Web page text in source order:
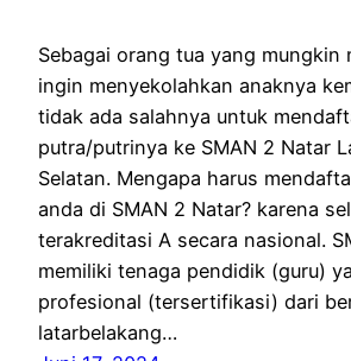
Sebagai orang tua yang mungkin
ingin menyekolahkan anaknya
tidak ada salahnya untuk
putra/putrinya ke SMAN 2 Natar
Selatan. Mengapa harus
anda di SMAN 2 Natar? karena
terakreditasi A secara nasional.
memiliki tenaga pendidik (guru)
profesional (tersertifikasi) dari
latarbelakang…